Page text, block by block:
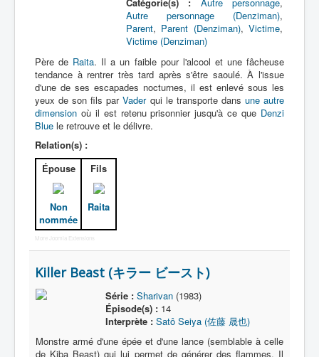
N
O
P
R
U
W
X
Z
Autre personnage (Denziman),
Parent, Parent (Denziman),Victime,
Victime (Denziman)
Père de Raita. Il a un faible pour l'alcool et une fâcheuse
tendance à rentrer très tard après s'être saoulé. À l'issue
d'une de ses escapades nocturnes, il est enlevé sous les
yeux de son fils parVaderqui le transporte dans une autre
dimension où il est retenu prisonnier jusqu'à ce que Denzi
Blue le retrouve et le délivre.
Relation(s) :
Épouse
Non
nommée
Fils
Raita
More Joomla Extensions
Killer Beast (キラー ビースト)
Série : Sharivan (1983)
Épisode(s) : 14
Interprète : Satô Seiya (佐藤 晟也)
Monstre armé d'une épée et d'une lance (semblable à celle
de Kiba Beast) qui lui permet de générer des flammes. Il